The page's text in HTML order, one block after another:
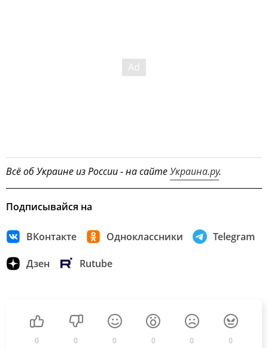
Всё об Украине из России - на сайтеУкраина.ру.
Подписывайся на
ВКонтакте Одноклассники Telegram
Дзен Rutube
0 0 0 0 0 0